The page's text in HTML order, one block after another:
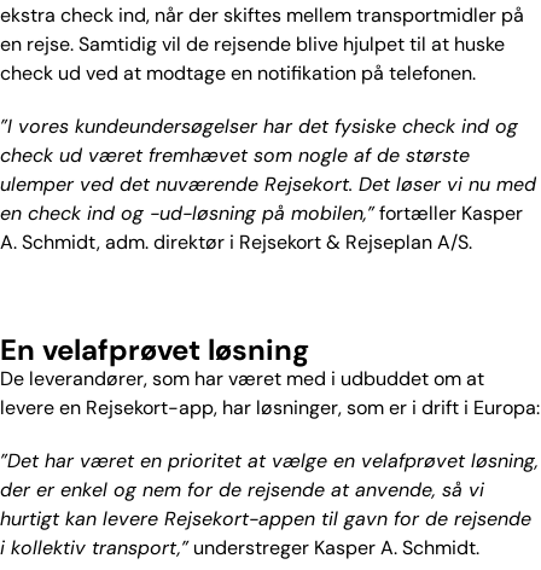
ekstra check ind, når der skiftes mellem transportmidler på
en rejse. Samtidig vil de rejsende blive hjulpet til at huske
check ud ved at modtage en notifikation på telefonen.
”I vores kundeundersøgelser har det fysiske check ind og
check ud været fremhævet som nogle af de største
ulemper ved det nuværende Rejsekort. Det løser vi nu med
en check ind og -ud-løsning på mobilen,”fortæller Kasper
A. Schmidt, adm. direktør i Rejsekort & Rejseplan A/S.
En velafprøvet løsning
De leverandører, som har været med i udbuddet om at
levere en Rejsekort-app, har løsninger, som er i drift i Europa:
”Det har været en prioritet at vælge en velafprøvet løsning,
der er enkel og nem for de rejsende at anvende, så vi
hurtigt kan levere Rejsekort-appen til gavn for de rejsende
i kollektiv transport,”understreger Kasper A. Schmidt.